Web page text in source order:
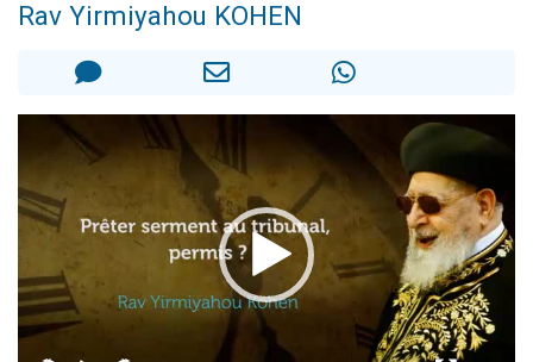
8 personnes viennent de faire un don pour Tsédaka : pauvres d'Israel
2 personnes viennent de faire un don pour 1 Journée de Vacances Pour les Enfants
Rav Yirmiyahou KOHEN